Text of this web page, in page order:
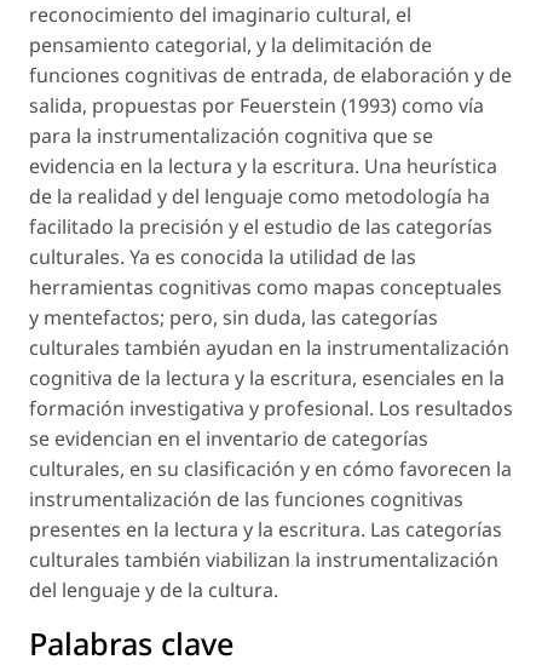
reconocimiento del imaginario cultural, el
pensamiento categorial, y la delimitación de
funciones cognitivas de entrada, de elaboración y de
salida, propuestas por Feuerstein (1993) como vía
para la instrumentalización cognitiva que se
evidencia en la lectura y la escritura. Una heurística
de la realidad y del lenguaje como metodología ha
facilitado la precisión y el estudio de las categorías
culturales. Ya es conocida la utilidad de las
herramientas cognitivas como mapas conceptuales
y mentefactos; pero, sin duda, las categorías
culturales también ayudan en la instrumentalización
cognitiva de la lectura y la escritura, esenciales en la
formación investigativa y profesional. Los resultados
se evidencian en el inventario de categorías
culturales, en su clasificación y en cómo favorecen la
instrumentalización de las funciones cognitivas
presentes en la lectura y la escritura. Las categorías
culturales también viabilizan la instrumentalización
del lenguaje y de la cultura.
Palabras clave